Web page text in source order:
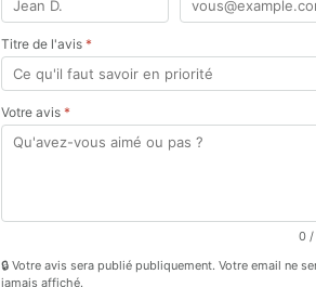
Titre de l'avis *
Votre avis *
0 /
🔒 Votre avis sera publié publiquement. Votre email ne
jamais affiché.